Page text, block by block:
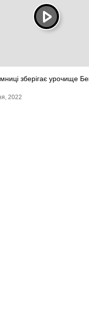
зберігає урочище
2022